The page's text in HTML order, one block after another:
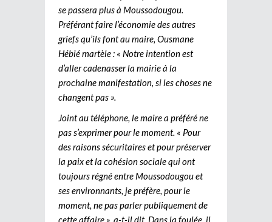
se passera plus à Moussodougou.
Préférant faire l’économie des autres
griefs qu’ils font au maire, Ousmane
Hébié martèle : « Notre intention est
d’aller cadenasser la mairie à la
prochaine manifestation, si les choses ne
changent pas ».
Joint au téléphone, le maire a préféré ne
pas s’exprimer pour le moment. « Pour
des raisons sécuritaires et pour préserver
la paix et la cohésion sociale qui ont
toujours régné entre Moussodougou et
ses environnants, je préfère, pour le
moment, ne pas parler publiquement de
cette affaire », a-t-il dit. Dans la foulée, il